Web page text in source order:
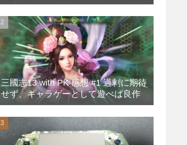
方法
三國志13 with PK 感想 #1 過剰に期待
せず、キャラゲーとして遊べば良作